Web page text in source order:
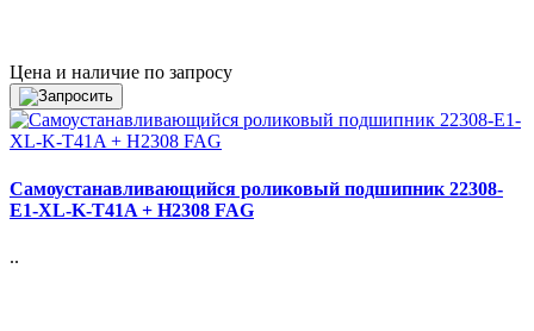
Цена и наличие по запросу
Самоустанавливающийся роликовый подшипник 22308-
E1-XL-K-T41A + H2308 FAG
..